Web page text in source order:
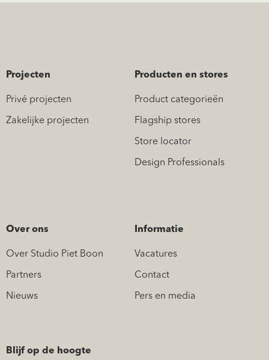
Projecten
Privé projecten
Zakelijke projecten
Producten en stores
Product categorieën
Flagship stores
Store locator
Design Professionals
Over ons
Over Studio Piet Boon
Partners
Nieuws
Informatie
Vacatures
Contact
Pers en media
Blijf op de hoogte